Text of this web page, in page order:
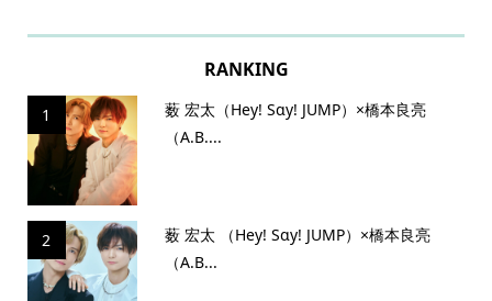
RANKING
1
薮 宏太（Hey! Sɑy! JUMP）×橋本良亮
（A.B....
2
薮 宏太 （Hey! Sɑy! JUMP）×橋本良亮
（A.B...